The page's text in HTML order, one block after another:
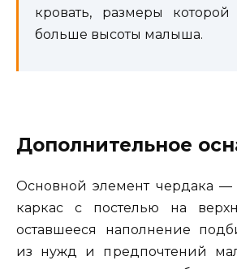
кровать, размеры
больше высоты малыша.
Дополнительное
Основной элемент чердака —
каркас с постелью на
оставшееся наполнение
из нужд и предпочтений